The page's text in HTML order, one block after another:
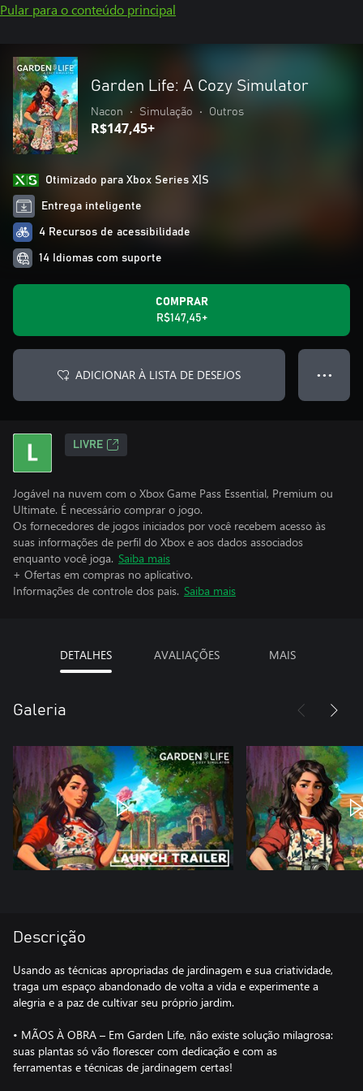
Pular para o conteúdo principal
Garden Life: A Cozy Simulator
Nacon • Simulação • Outros
R$147,45+
Otimizado para Xbox Series X|S
Entrega inteligente
4 Recursos de acessibilidade
14 Idiomas com suporte
COMPRAR
R$147,45+
ADICIONAR À LISTA DE DESEJOS ● ● ●
LIVRE
Jogável na nuvem com o Xbox Game Pass Essential, Premium ou
Ultimate. É necessário comprar o jogo.
Os fornecedores de jogos iniciados por você recebem acesso às
suas informações de perfil do Xbox e aos dados associados
enquanto você joga. Saiba mais
+ Ofertas em compras no aplicativo.
Informações de controle dos pais. Saiba mais
DETALHES AVALIAÇÕES MAIS
Galeria
Descrição
Usando as técnicas apropriadas de jardinagem e sua criatividade,
traga um espaço abandonado de volta a vida e experimente a
alegria e a paz de cultivar seu próprio jardim.
• MÃOS À OBRA – Em Garden Life, não existe solução milagrosa:
suas plantas só vão florescer com dedicação e com as
ferramentas e técnicas de jardinagem certas!